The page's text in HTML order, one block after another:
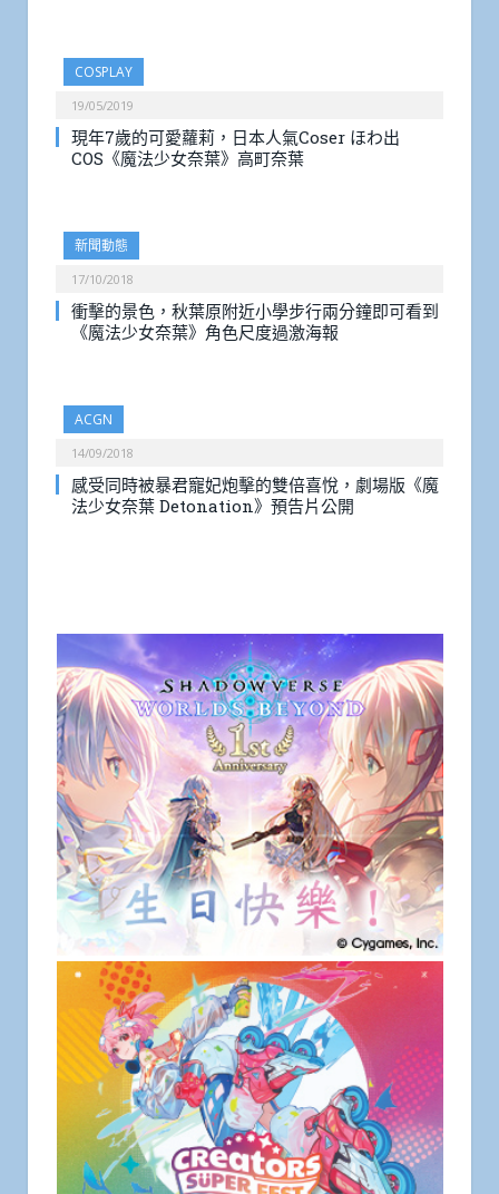
COSPLAY
19/05/2019
現年7歲的可愛蘿莉，日本人氣Coser ほわ出
COS《魔法少女奈葉》高町奈葉
新聞動態
17/10/2018
衝擊的景色，秋葉原附近小學步行兩分鐘即可看到
《魔法少女奈葉》角色尺度過激海報
ACGN
14/09/2018
感受同時被暴君寵妃炮擊的雙倍喜悅，劇場版《魔
法少女奈葉 Detonation》預告片公開